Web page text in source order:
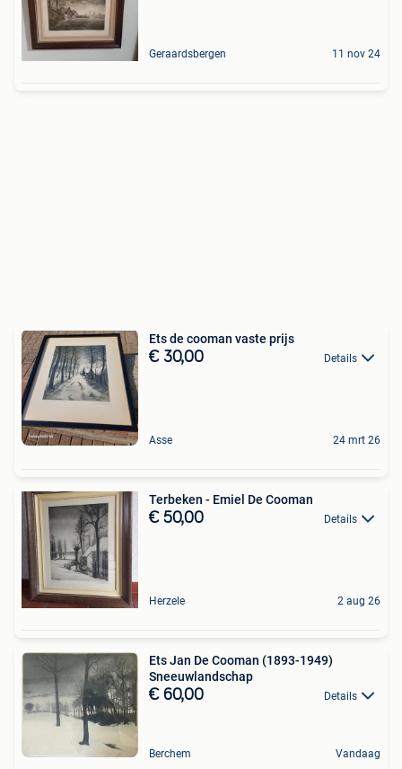
Geraardsbergen 11 nov 24
Ets de cooman vaste prijs
€ 30,00 Details
Asse 24 mrt 26
Terbeken - Emiel De Cooman
€ 50,00 Details
Herzele 2 aug 26
Ets Jan De Cooman (1893-1949)
Sneeuwlandschap
€ 60,00 Details
Berchem Vandaag